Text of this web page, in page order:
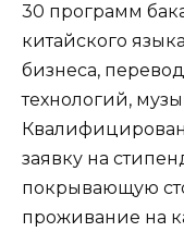
30 программ
китайского
бизнеса,
технологий,
заявку на
покрывающую
проживание на